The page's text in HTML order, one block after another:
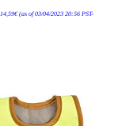
14,59€(as of 03/04/2023 20:56 PST-